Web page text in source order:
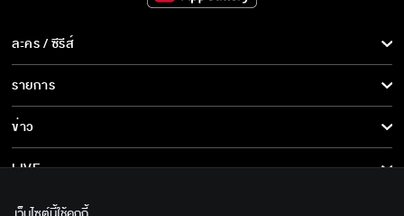
ห้อยเครื่องรางเยอะขนาดนี้คอไม่เคล็ดเหรอ
เลือกเอง
คุณจิคือฮีโร่ของฉันเลยค่ะ
ละคร / ซีรีส์
ละคร/ซีรีส์
ซีรีส์นานาชาติ
การ์ตูน & เกม
รายการ
รายการทั้งหมด
ข่าว
ข่าวทั้งหมด
LIVE
เกี่ยวกับเรา